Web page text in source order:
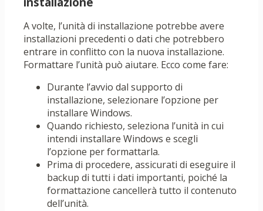
A volte, l’unità di installazione potrebbe avere
installazioni precedenti o dati che potrebbero
entrare in conflitto con la nuova installazione.
Formattare l’unità può aiutare. Ecco come fare:
Durante l’avvio dal supporto di
installazione, selezionare l’opzione per
installare Windows.
Quando richiesto, seleziona l’unità in cui
intendi installare Windows e scegli
l’opzione per formattarla.
Prima di procedere, assicurati di eseguire il
backup di tutti i dati importanti, poiché la
formattazione cancellerà tutto il contenuto
dell’unità.